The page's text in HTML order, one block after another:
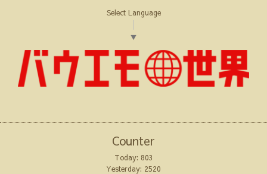
Select Language
▼
Counter
Today: 803
Yesterday: 2520